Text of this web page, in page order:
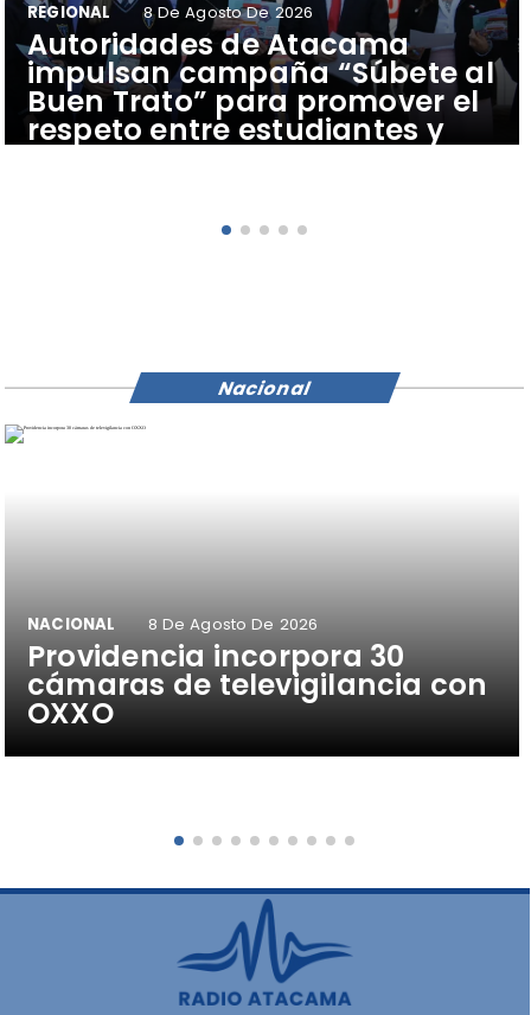
Autoridades de Atacama
impulsan campaña “Súbete al
Buen Trato” para promover el
respeto entre estudiantes y
conductores del transporte
REGIONAL 8 De Agosto De 2026
Providencia incorpora 30
cámaras de televigilancia con
OXXO
NACIONAL 8 De Agosto De 2026
Nacional